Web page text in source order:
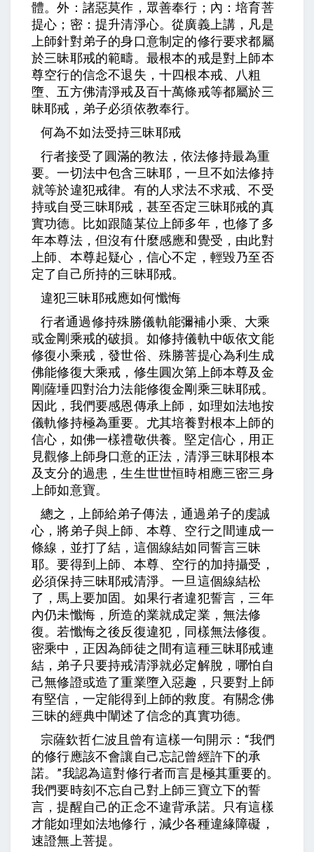
體。外：諸惡莫作，眾善奉行；內：培育菩
提心；密：提升清淨心。從廣義上講，凡是
上師針對弟子的身口意制定的修行要求都屬
於三昧耶戒的範疇。最根本的戒是對上師本
尊空行的信念不退失，十四根本戒、八粗
墮、五方佛清淨戒及百十萬條戒等都屬於三
昧耶戒，弟子必須依教奉行。
何為不如法受持三昧耶戒
行者接受了圓滿的教法，依法修持最為重
要。一切法中包含三昧耶，一旦不如法修持
就等於違犯戒律。有的人求法不求戒、不受
持或自受三昧耶戒，甚至否定三昧耶戒的真
實功德。比如跟隨某位上師多年，也修了多
年本尊法，但沒有什麼感應和覺受，由此對
上師、本尊起疑心，信心不定，輕毀乃至否
定了自己所持的三昧耶戒。
違犯三昧耶戒應如何懺悔
行者通過修持殊勝儀軌能彌補小乘、大乘
或金剛乘戒的破損。如修持儀軌中皈依文能
修復小乘戒，發世俗、殊勝菩提心為利生成
佛能修復大乘戒，修生圓次第上師本尊及金
剛薩埵四對治力法能修復金剛乘三昧耶戒。
因此，我們要感恩傳承上師，如理如法地按
儀軌修持極為重要。尤其培養對根本上師的
信心，如佛一樣禮敬供養。堅定信心，用正
見觀修上師身口意的正法，清淨三昧耶根本
及支分的過患，生生世世恒時相應三密三身
上師如意寶。
總之，上師給弟子傳法，通過弟子的虔誠
心，將弟子與上師、本尊、空行之間連成一
條線，並打了結，這個線結如同誓言三昧
耶。要得到上師、本尊、空行的加持攝受，
必須保持三昧耶戒清淨。一旦這個線結松
了，馬上要加固。如果行者違犯誓言，三年
內仍未懺悔，所造的業就成定業，無法修
復。若懺悔之後反復違犯，同樣無法修復。
密乘中，正因為師徒之間有這種三昧耶戒連
結，弟子只要持戒清淨就必定解脫，哪怕自
己無修證或造了重業墮入惡趣，只要對上師
有堅信，一定能得到上師的救度。有關念佛
三昧的經典中闡述了信念的真實功德。
宗薩欽哲仁波且曾有這樣一句開示： “我們
的修行應該不會讓自己忘記曾經許下的承
諾。 ”我認為這對修行者而言是極其重要的。
我們要時刻不忘自己對上師三寶立下的誓
言，提醒自己的正念不違背承諾。只有這樣
才能如理如法地修行，減少各種違緣障礙，
速證無上菩提。